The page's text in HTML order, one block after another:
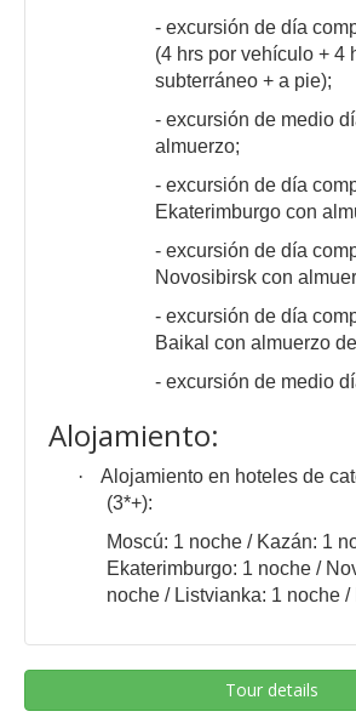
- excursión de día
(4 hrs por vehículo + 4
subterráneo + a pie);
- excursión de medio
almuerzo;
- excursión de día
Ekaterimburgo con
- excursión de día
Novosibirsk con
- excursión de día
Baikal con almuerzo
- excursión de medio
Alojamiento:
·
Alojamiento en hoteles de
(3*+):
Moscú: 1 noche / Kazán: 1
Ekaterimburgo: 1 noche /
noche / Listvianka: 1 noche /
Tour details